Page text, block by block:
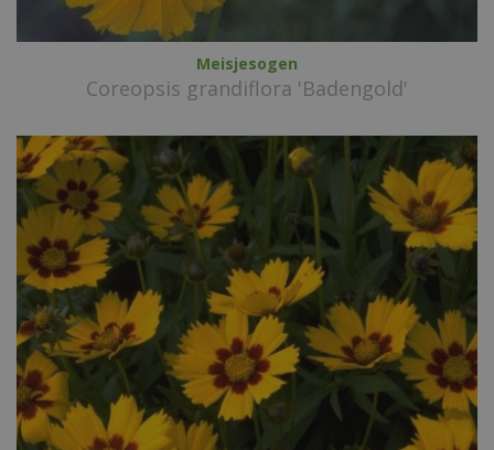
Meisjesogen
Coreopsis grandiflora 'Badengold'